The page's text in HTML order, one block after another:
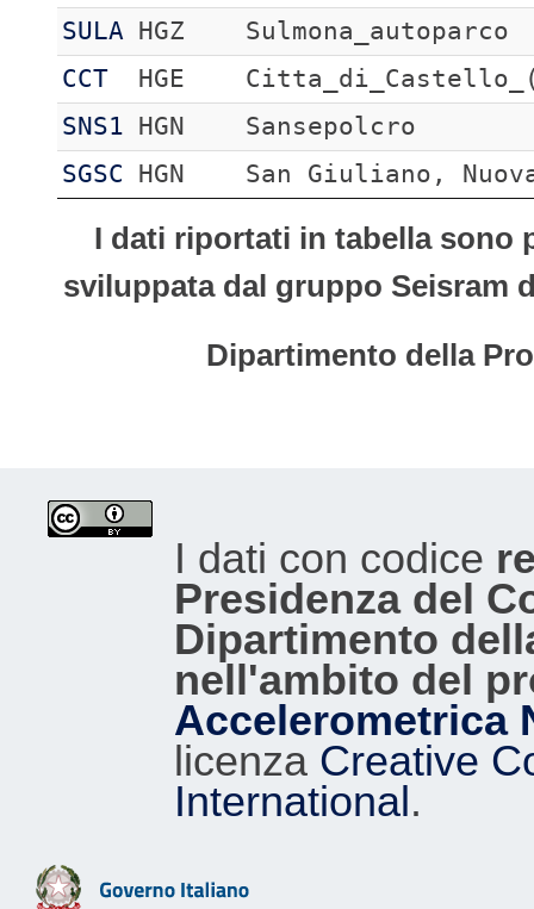
SULA
HGZ
Sulmona_autoparco
CCT
HGE
SNS1
HGN
Sansepolcro
SGSC
HGN San Giuliano,
I dati riportati in tabella sono
sviluppata dal gruppo Seisram
Dipartimento della
I dati con codice
Presidenza del
Dipartimento
nell'ambito del
Accelerometrica
licenza Creative
International.